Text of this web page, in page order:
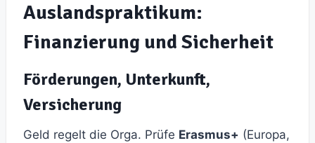
Auslandspraktikum:
Finanzierung und Sicherheit
Förderungen, Unterkunft,
Versicherung
Geld regelt die Orga. Prüfe Erasmus+ (Europa,